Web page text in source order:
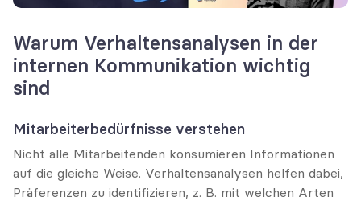
Warum Verhaltensanalysen in der
internen Kommunikation wichtig
sind
Mitarbeiterbedürfnisse verstehen
Nicht alle Mitarbeitenden konsumieren Informationen
auf die gleiche Weise. Verhaltensanalysen helfen dabei,
Präferenzen zu identifizieren, z. B. mit welchen Arten